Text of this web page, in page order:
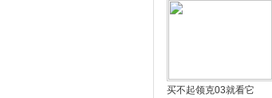
买不起领克03就看它